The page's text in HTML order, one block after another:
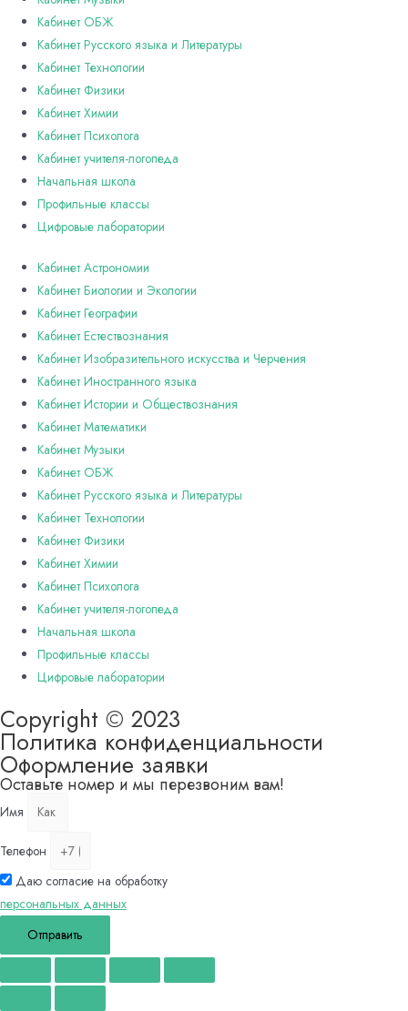
Кабинет ОБЖ
Кабинет Русского языка и Литературы
Кабинет Технологии
Кабинет Физики
Кабинет Химии
Кабинет Психолога
Кабинет учителя-логопеда
Начальная школа
Профильные классы
Цифровые лаборатории
Кабинет Астрономии
Кабинет Биологии и Экологии
Кабинет Географии
Кабинет Естествознания
Кабинет Изобразительного искусства и Черчения
Кабинет Иностранного языка
Кабинет Истории и Обществознания
Кабинет Математики
Кабинет Музыки
Кабинет ОБЖ
Кабинет Русского языка и Литературы
Кабинет Технологии
Кабинет Физики
Кабинет Химии
Кабинет Психолога
Кабинет учителя-логопеда
Начальная школа
Профильные классы
Цифровые лаборатории
Copyright © 2023
Политика конфиденциальности
Оформление заявки
Оставьте номер и мы перезвоним вам!
Имя
Телефон
Даю согласие на обработку
персональных данных
Отправить